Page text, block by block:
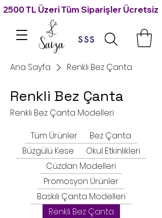
2500 TL Üzeri Tüm Siparişler Ücretsiz
SSS
Ana Sayfa Renkli Bez Çanta
Renkli Bez Çanta
Renkli Bez Çanta Modelleri
Tüm Ürünler
Bez Çanta
Büzgülü Kese
Okul Etkinlikleri
Cüzdan Modelleri
Promosyon Ürünler
Baskılı Çanta Modelleri
Renkli Bez Çanta